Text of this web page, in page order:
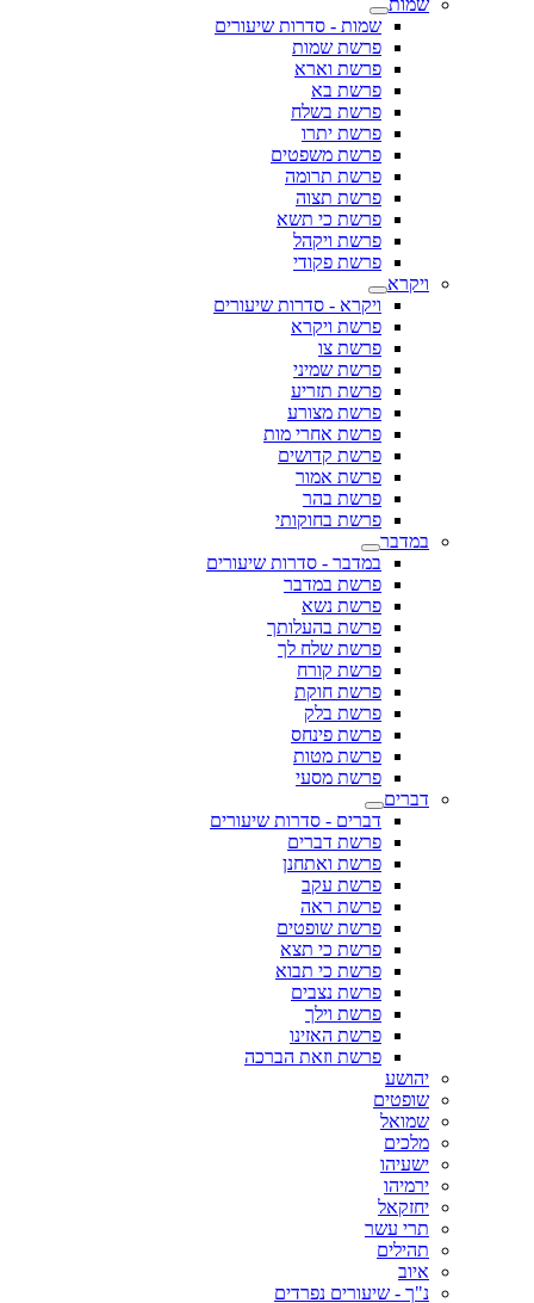
שמות
שמות - סדרות שיעורים
פרשת שמות
פרשת וארא
פרשת בא
פרשת בשלח
פרשת יתרו
פרשת משפטים
פרשת תרומה
פרשת תצוה
פרשת כי תשא
פרשת ויקהל
פרשת פקודי
ויקרא
ויקרא - סדרות שיעורים
פרשת ויקרא
פרשת צו
פרשת שמיני
פרשת תזריע
פרשת מצורע
פרשת אחרי מות
פרשת קדושים
פרשת אמור
פרשת בהר
פרשת בחוקותי
במדבר
במדבר - סדרות שיעורים
פרשת במדבר
פרשת נשא
פרשת בהעלותך
פרשת שלח לך
פרשת קורח
פרשת חוקת
פרשת בלק
פרשת פינחס
פרשת מטות
פרשת מסעי
דברים
דברים - סדרות שיעורים
פרשת דברים
פרשת ואתחנן
פרשת עקב
פרשת ראה
פרשת שופטים
פרשת כי תצא
פרשת כי תבוא
פרשת נצבים
פרשת וילך
פרשת האזינו
פרשת וזאת הברכה
יהושע
שופטים
שמואל
מלכים
ישעיהו
ירמיהו
יחזקאל
תרי עשר
תהילים
איוב
נ"ך - שיעורים נפרדים